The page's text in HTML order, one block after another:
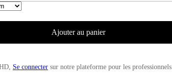
Ajouter au panier
Se connecter sur notre plateforme pour les professionnels.